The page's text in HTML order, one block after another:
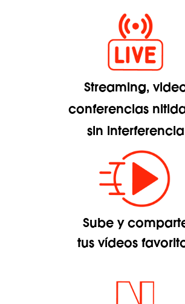
Streaming,
conferencias
sin interferencia
Sube y
tus vídeos